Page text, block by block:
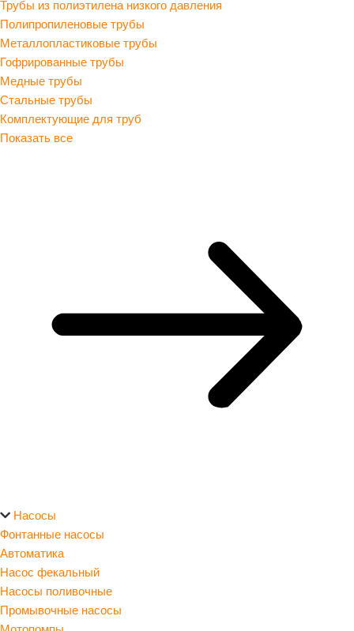
Трубы из полиэтилена низкого давления
Полипропиленовые трубы
Металлопластиковые трубы
Гофрированные трубы
Медные трубы
Стальные трубы
Комплектующие для труб
Показать все
Насосы
Фонтанные насосы
Автоматика
Насос фекальный
Насосы поливочные
Промывочные насосы